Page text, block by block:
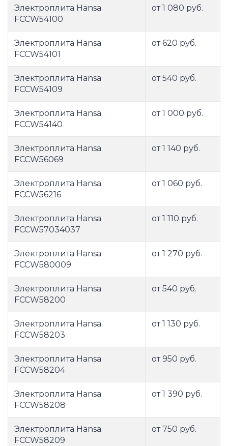
Электроплита Hansa
FCCW54100
от 1 080 руб.
Электроплита Hansa
FCCW54101
от 620 руб.
Электроплита Hansa
FCCW54109
от 540 руб.
Электроплита Hansa
FCCW54140
от 1 000 руб.
Электроплита Hansa
FCCW56069
от 1 140 руб.
Электроплита Hansa
FCCW56216
от 1 060 руб.
Электроплита Hansa
FCCW57034037
от 1 110 руб.
Электроплита Hansa
FCCW580009
от 1 270 руб.
Электроплита Hansa
FCCW58200
от 540 руб.
Электроплита Hansa
FCCW58203
от 1 130 руб.
Электроплита Hansa
FCCW58204
от 950 руб.
Электроплита Hansa
FCCW58208
от 1 390 руб.
Электроплита Hansa
FCCW58209
от 750 руб.